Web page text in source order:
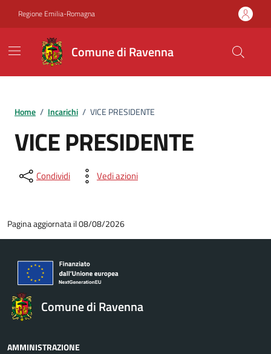
Regione Emilia-Romagna
Comune di Ravenna
Home / Incarichi / VICE PRESIDENTE
VICE PRESIDENTE
Condividi Vedi azioni
Pagina aggiornata il 08/08/2026
Comune di Ravenna
AMMINISTRAZIONE